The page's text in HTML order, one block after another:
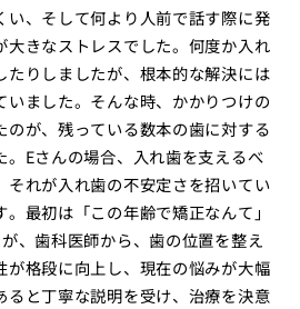
い、そして何より人前で話す際に発
大きなストレスでした。何度か入れ
たりしましたが、根本的な解決には
いました。そんな時、かかりつけの
のが、残っている数本の歯に対する
。Eさんの場合、入れ歯を支えるべ
それが入れ歯の不安定さを招いてい
最初は「この年齢で矯正なんて」
、歯科医師から、歯の位置を整え
が格段に向上し、現在の悩みが大幅
ると丁寧な説明を受け、治療を決意